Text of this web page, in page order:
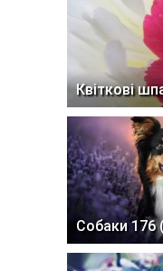
Квіткові
Собаки 176